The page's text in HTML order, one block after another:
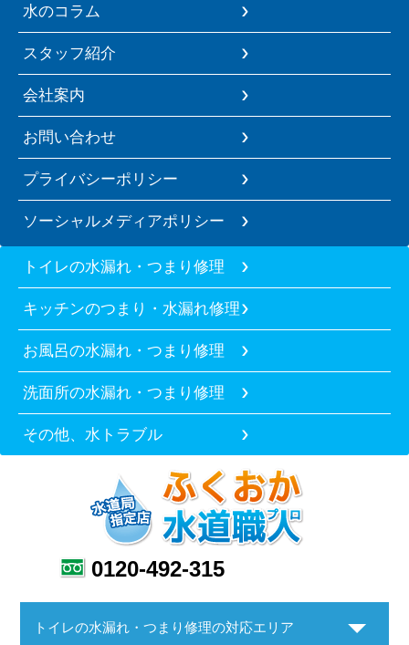
水のコラム
スタッフ紹介
会社案内
お問い合わせ
プライバシーポリシー
ソーシャルメディアポリシー
トイレの水漏れ・つまり修理
キッチンのつまり・水漏れ修理
お風呂の水漏れ・つまり修理
洗面所の水漏れ・つまり修理
その他、水トラブル
0120-492-315
トイレの水漏れ・つまり修理の対応エリア